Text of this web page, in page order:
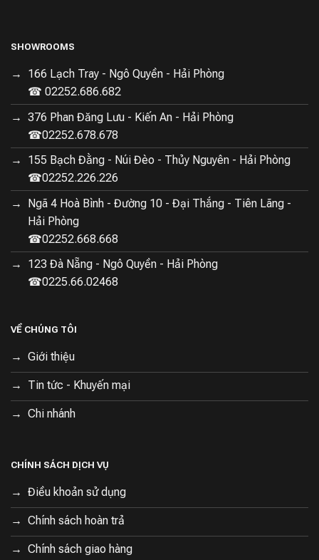
SHOWROOMS
166 Lạch Tray - Ngô Quyền - Hải Phòng
☎ 02252.686.682
376 Phan Đăng Lưu - Kiến An - Hải Phòng
☎02252.678.678
155 Bạch Đằng - Núi Đèo - Thủy Nguyên - Hải Phòng
☎02252.226.226
Ngã 4 Hoà Bình - Đường 10 - Đại Thắng - Tiên Lãng -
Hải Phòng
☎02252.668.668
123 Đà Nẵng - Ngô Quyền - Hải Phòng
☎0225.66.02468
VỀ CHÚNG TÔI
Giới thiệu
Tin tức - Khuyến mại
Chi nhánh
CHÍNH SÁCH DỊCH VỤ
Điều khoản sử dụng
Chính sách hoàn trả
Chính sách giao hàng